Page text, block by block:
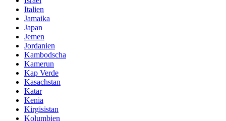
Italien
Jamaika
Japan
Jemen
Jordanien
Kambodscha
Kamerun
Kap Verde
Kasachstan
Katar
Kenia
Kirgisistan
Kolumbien